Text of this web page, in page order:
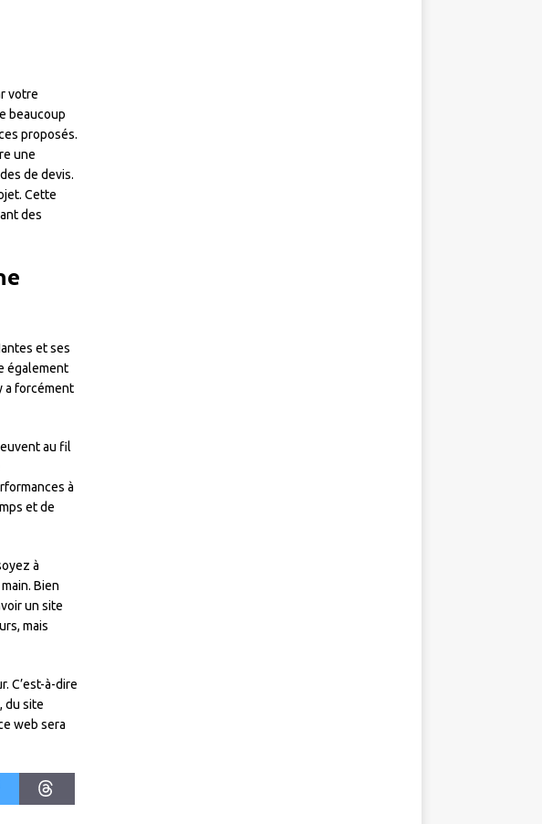
votre
beaucoup
proposés.
une
de devis.
Cette
des
et ses
également
a forcément
au fil
à
et de
à
Bien
un site
mais
C’est-à-dire
du site
web sera